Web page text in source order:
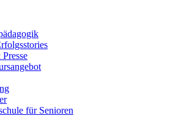
für Senioren